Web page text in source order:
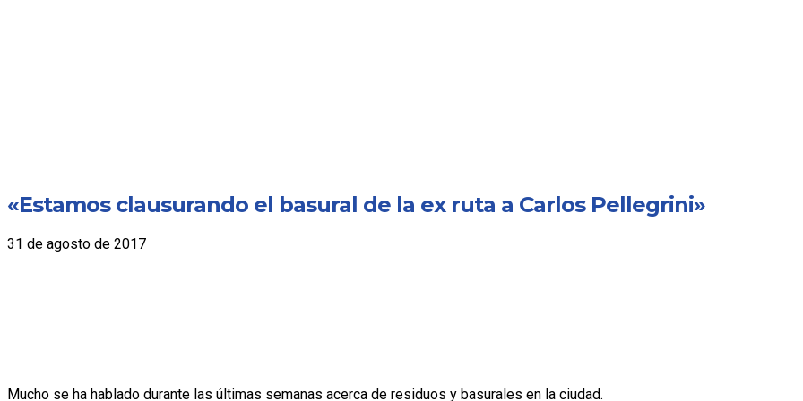
«Estamos clausurando el basural de la ex ruta a Carlos Pellegrini»
31 de agosto de 2017
Mucho se ha hablado durante las últimas semanas acerca de residuos y basurales en la ciudad.